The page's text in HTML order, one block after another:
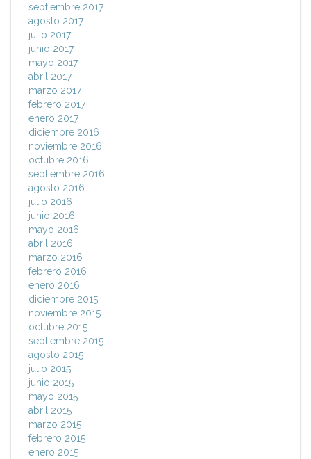
septiembre 2017
agosto 2017
julio 2017
junio 2017
mayo 2017
abril 2017
marzo 2017
febrero 2017
enero 2017
diciembre 2016
noviembre 2016
octubre 2016
septiembre 2016
agosto 2016
julio 2016
junio 2016
mayo 2016
abril 2016
marzo 2016
febrero 2016
enero 2016
diciembre 2015
noviembre 2015
octubre 2015
septiembre 2015
agosto 2015
julio 2015
junio 2015
mayo 2015
abril 2015
marzo 2015
febrero 2015
enero 2015